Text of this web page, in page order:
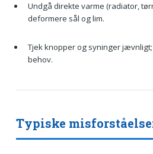
Undgå direkte varme (radiator,
deformere sål og lim.
Tjek knopper og syninger
behov.
Typiske